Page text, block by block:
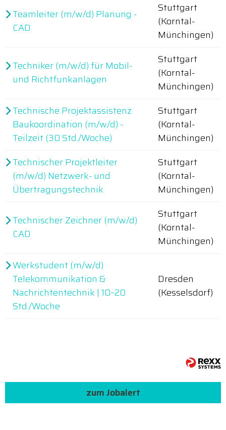
Teamleiter (m/w/d) Planung -
CAD
Stuttgart
(Korntal-
Münchingen)
Techniker (m/w/d) für Mobil-
und Richtfunkanlagen
Stuttgart
(Korntal-
Münchingen)
Technische Projektassistenz
Baukoordination (m/w/d) -
Teilzeit (30 Std./Woche)
Stuttgart
(Korntal-
Münchingen)
Technischer Projektleiter
(m/w/d) Netzwerk- und
Übertragungstechnik
Stuttgart
(Korntal-
Münchingen)
Technischer Zeichner (m/w/d)
CAD
Stuttgart
(Korntal-
Münchingen)
Werkstudent (m/w/d)
Telekommunikation &
Nachrichtentechnik | 10–20
Std./Woche
Dresden
(Kesselsdorf)
zum Jobalert